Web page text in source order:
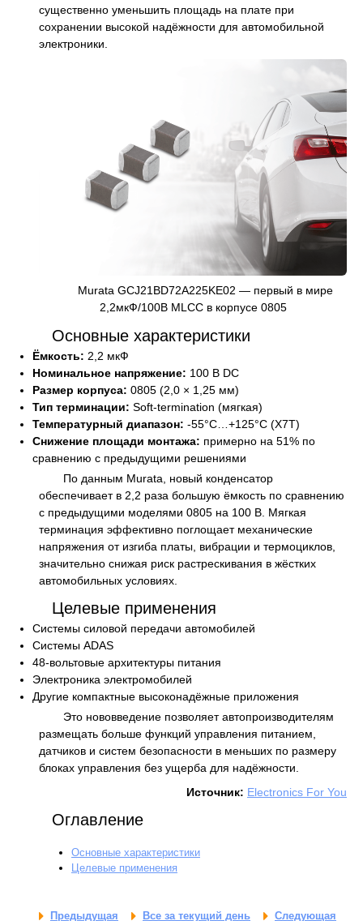
существенно уменьшить площадь на плате при
сохранении высокой надёжности для автомобильной
электроники.
Murata GCJ21BD72A225KE02 — первый в мире
2,2мкФ/100В MLCC в корпусе 0805
Основные характеристики
Ёмкость: 2,2 мкФ
Номинальное напряжение: 100 В DC
Размер корпуса: 0805 (2,0 × 1,25 мм)
Тип терминации: Soft-termination (мягкая)
Температурный диапазон: -55°C…+125°C (X7T)
Снижение площади монтажа: примерно на 51% по
сравнению с предыдущими решениями
По данным Murata, новый конденсатор
обеспечивает в 2,2 раза большую ёмкость по сравнению
с предыдущими моделями 0805 на 100 В. Мягкая
терминация эффективно поглощает механические
напряжения от изгиба платы, вибрации и термоциклов,
значительно снижая риск растрескивания в жёстких
автомобильных условиях.
Целевые применения
Системы силовой передачи автомобилей
Системы ADAS
48-вольтовые архитектуры питания
Электроника электромобилей
Другие компактные высоконадёжные приложения
Это нововведение позволяет автопроизводителям
размещать больше функций управления питанием,
датчиков и систем безопасности в меньших по размеру
блоках управления без ущерба для надёжности.
Источник: Electronics For You
Оглавление
Основные характеристики
Целевые применения
Предыдущая Все за текущий день Следующая